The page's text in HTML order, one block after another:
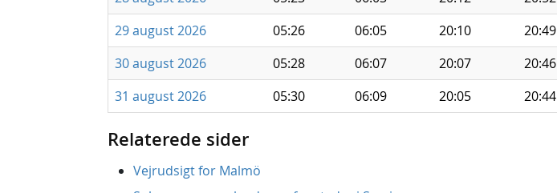
29 august 2026
05:26 06:05 20:10 20:49
30 august 2026
05:28 06:07 20:07 20:46
31 august 2026
05:30 06:09 20:05 20:44
Relaterede sider
Vejrudsigt for Malmö